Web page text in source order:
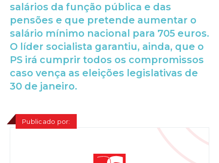
salários da função pública e das
pensões e que pretende aumentar o
salário mínimo nacional para 705 euros.
O líder socialista garantiu, ainda, que o
PS irá cumprir todos os compromissos
caso vença as eleições legislativas de
30 de janeiro.
Publicado por: